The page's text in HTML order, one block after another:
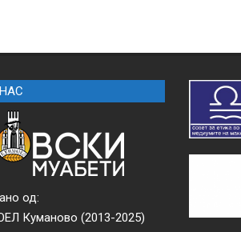
од:
Куманово (2013-2025)